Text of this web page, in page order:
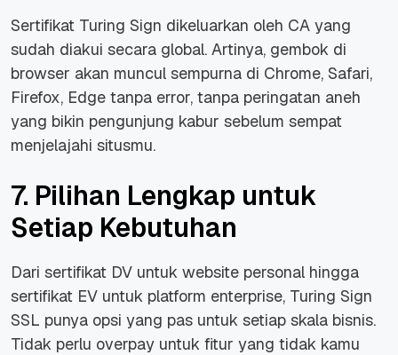
Sertifikat Turing Sign dikeluarkan oleh CA yang
sudah diakui secara global. Artinya, gembok di
browser akan muncul sempurna di Chrome, Safari,
Firefox, Edge tanpa error, tanpa peringatan aneh
yang bikin pengunjung kabur sebelum sempat
menjelajahi situsmu.
7. Pilihan Lengkap untuk
Setiap Kebutuhan
Dari sertifikat DV untuk website personal hingga
sertifikat EV untuk platform enterprise, Turing Sign
SSL punya opsi yang pas untuk setiap skala bisnis.
Tidak perlu overpay untuk fitur yang tidak kamu